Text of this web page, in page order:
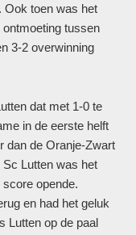
Ook toen was het
tussen
3-2 overwinning
dat met 1-0 te
in de eerste helft
dan de Oranje-Zwart
Sc Lutten was het
opende.
en had het geluk
Lutten op de paal